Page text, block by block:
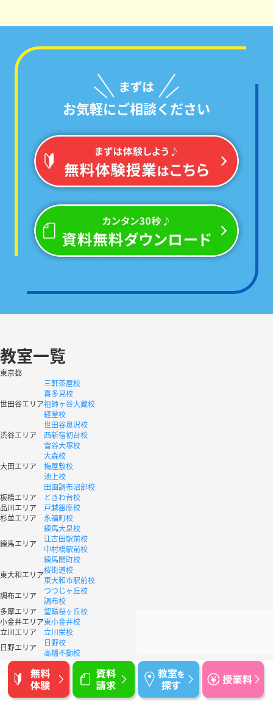
お気軽にご相談ください
教室一覧
東京都
世田谷エリア
三軒茶屋校
喜多見校
祖師ヶ谷大蔵校
経堂校
世田谷奥沢校
渋谷エリア
西新宿初台校
大田エリア
雪谷大塚校
大森校
梅屋敷校
池上校
田園調布沼部校
板橋エリア
ときわ台校
品川エリア
戸越銀座校
杉並エリア
永福町校
練馬エリア
練馬大泉校
江古田駅前校
中村橋駅前校
練馬関町校
東大和エリア桜街道校
東大和市駅前校
調布エリア
つつじヶ丘校
調布校
多摩エリア
聖蹟桜ヶ丘校
小金井エリア東小金井校
立川エリア
立川栄校
日野エリア
日野校
高幡不動校
町田エリア
町田木曽校
成瀬校
町田校
八王子エリア
八王子みなみ野校